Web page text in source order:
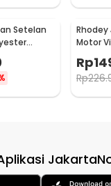
Setelan
Rhodey
Motor
ZY-85
Rp
Rp